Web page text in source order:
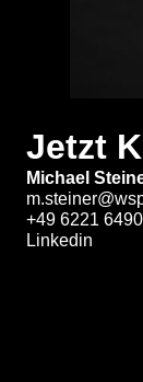
Jetzt
Michael
+49 6221
Linkedin